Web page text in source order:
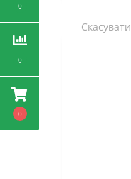
0
0
0
Скасувати